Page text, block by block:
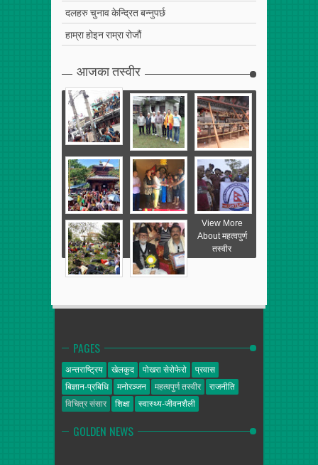
दलहरु चुनाव केन्द्रित बन्नुपर्छ
हाम्रा होइन राम्रा रोजौं
आजका तस्वीर
View More
About महत्वपुर्ण
तस्वीर
PAGES
अन्तराष्ट्रिय खेलकुद पोखरा सेरोफेरो
प्रवास
बिज्ञान-प्रबिधि
मनोरञ्जन महत्वपुर्ण तस्वीर
राजनीति
विचित्र संसार
शिक्षा स्वास्थ्य-जीवनशैली
GOLDEN NEWS